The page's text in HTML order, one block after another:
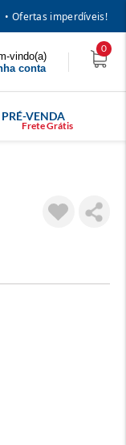
• Ofertas imperdíveis!
vindo(a)
conta
0
PRÉ-VENDA